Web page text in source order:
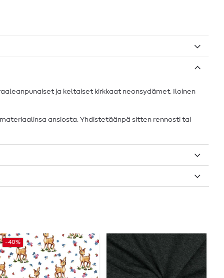
ja keltaiset kirkkaat neonsydämet. Iloinen
ansiosta. Yhdistetäänpä sitten rennosti tai
-40%